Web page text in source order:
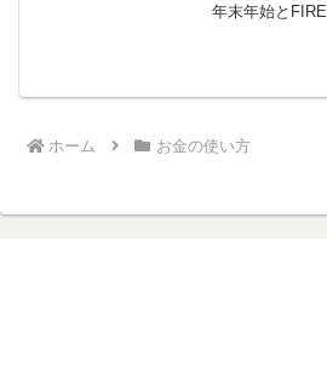
年末年始とFIRE
ホーム お金の使い方